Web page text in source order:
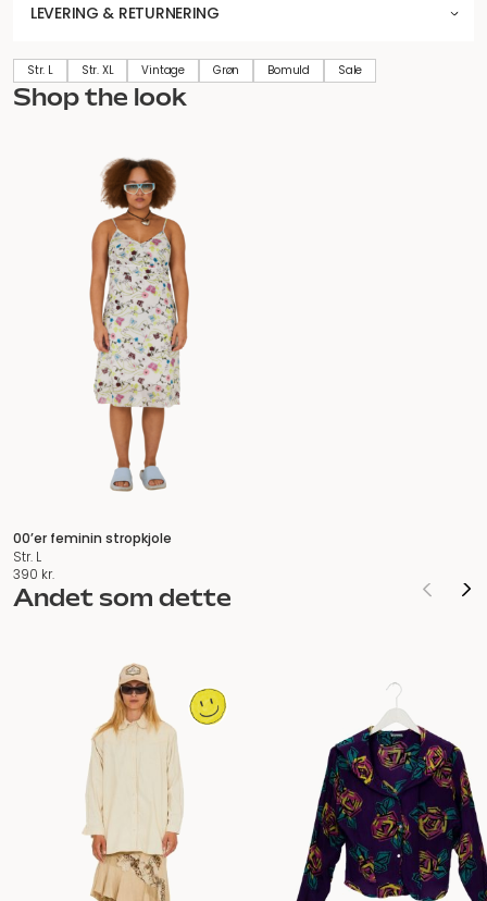
LEVERING & RETURNERING
Str. L Str. XL Vintage Grøn Bomuld Sale
Shop the look
00’er feminin stropkjole
Str. L
390 kr.
Andet som dette